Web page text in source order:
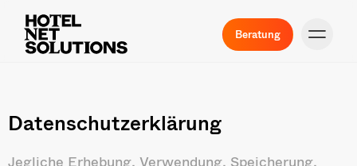
Beratung
Datenschutzerklärung
Jegliche Erhebung, Verwendung, Speicherung,